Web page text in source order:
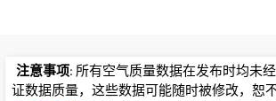
注意事项: 所有空气质量数据在发布时均未
证数据质量，这些数据可能随时被修改，恕